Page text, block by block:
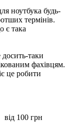
ноутбука будь-
термінів.
є така
таки
фахівцям.
це робити
від 100 грн